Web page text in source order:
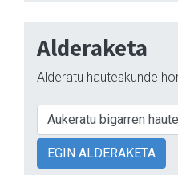
Alderaketa
Alderatu hauteskunde
EGIN ALDERAKETA